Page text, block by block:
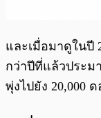
และเมื่อมาดูในปี
กว่าปีที่แล้วประม
พุ่งไปยัง 20,000